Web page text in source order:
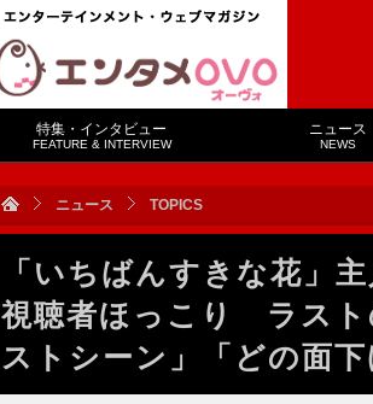
特集・インタビュー
FEATURE & INTERVIEW
ニュース
NEWS
ニュース TOPICS
「いちばんすきな花」
視聴者ほっこり ラスト
ストシーン」「どの面